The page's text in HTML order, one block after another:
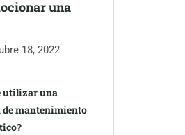
una
18, 2022
utilizar una
de mantenimiento